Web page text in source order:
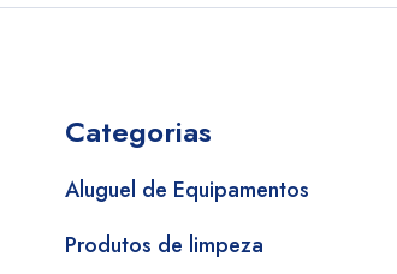
Categorias
Aluguel de Equipamentos
Produtos de limpeza